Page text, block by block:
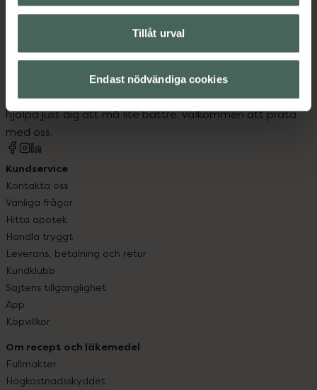
Tillåt urval
Endast nödvändiga cookies
Kronans Apotek finns här för dig. Du hittar oss från Skåne i
syd till Lappland i norr, och online i mobilen och på
datorn. Oavsett vem du är så är det vårt uppdrag att
hjälpa just dig att må lite bättre. Välkommen att prata
med oss.
Kundservice
Kontakta oss
Vanliga frågor
Hitta apotek
Handla tryggt
Leverans, betalning och retur
Kundklubb
Sajtens tillgänglighet
App
Köpvillkor
Om recept och läkemedel
Fullmakter
Högkostnadsskyddet